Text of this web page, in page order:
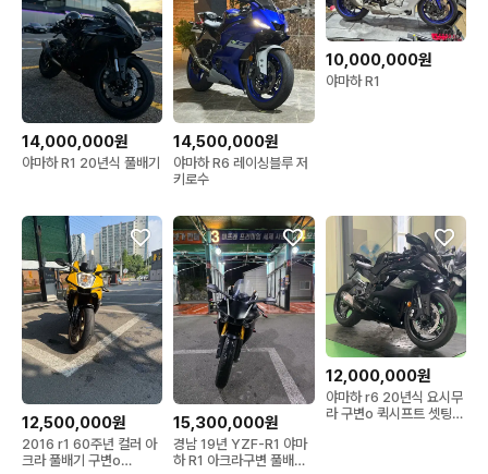
14,000,000원
야마하 R1 20년식 풀배기
14,500,000원
야마하 R6 레이싱블루 저
키로수
10,000,000원
야마하 R1
12,500,000원
2016 r1 60주년 컬러 아
크라 풀배기 구변o
15,300,000원
경남 19년 YZF-R1 야마
하 R1 아크라구변 풀배기
12,000,000원
야마하 r6 20년식 요시무
라 구변o 퀵시프트 셋팅